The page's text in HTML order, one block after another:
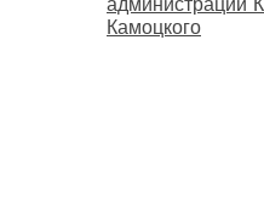
Камоцкого